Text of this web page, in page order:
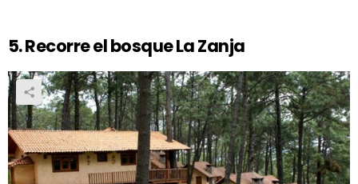
5. Recorre el bosque La Zanja